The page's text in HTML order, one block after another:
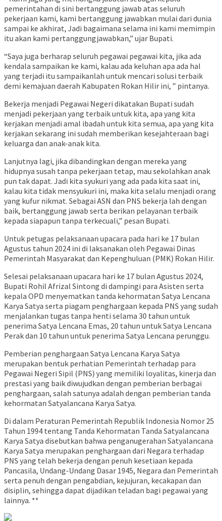
pemerintahan di sini bertanggung jawab atas seluruh
pekerjaan kami, kami bertanggung jawabkan mulai dari dunia
sampai ke akhirat, Jadi bagaimana selama ini kami memimpin
itu akan kami pertanggungjawabkan,” ujar Bupati.
“Saya juga berharap seluruh pegawai pegawai kita, jika ada
kendala sampaikan ke kami, kalau ada keluhan apa ada hal
yang terjadi itu sampaikanlah untuk mencari solusi terbaik
demi kemajuan daerah Kabupaten Rokan Hilir ini, ” pintanya.
Bekerja menjadi Pegawai Negeri dikatakan Bupati sudah
menjadi pekerjaan yang terbaik untuk kita, apa yang kita
kerjakan menjadi amal ibadah untuk kita semua, apa yang kita
kerjakan sekarang ini sudah memberikan kesejahteraan bagi
keluarga dan anak-anak kita.
Lanjutnya lagi, jika dibandingkan dengan mereka yang
hidupnya susah tanpa pekerjaan tetap, mau sekolahkan anak
pun tak dapat. Jadi kita syukuri yang ada pada kita saat ini,
kalau kita tidak mensyukuri ini, maka kita selalu menjadi orang
yang kufur nikmat. Sebagai ASN dan PNS bekerja lah dengan
baik, bertanggung jawab serta berikan pelayanan terbaik
kepada siapapun tanpa terkecuali,” pesan Bupati.
Untuk petugas pelaksanaan upacara pada hari ke 17 bulan
Agustus tahun 2024 ini di laksanakan oleh Pegawai Dinas
Pemerintah Masyarakat dan Kepenghuluan (PMK) Rokan Hilir.
Selesai pelaksanaan upacara hari ke 17 bulan Agustus 2024,
Bupati Rohil Afrizal Sintong di dampingi para Asisten serta
kepala OPD menyematkan tanda kehormatan Satya Lencana
Karya Satya serta piagam penghargaan kepada PNS yang sudah
menjalankan tugas tanpa henti selama 30 tahun untuk
penerima Satya Lencana Emas, 20 tahun untuk Satya Lencana
Perak dan 10 tahun untuk penerima Satya Lencana perunggu.
Pemberian penghargaan Satya Lencana Karya Satya
merupakan bentuk perhatian Pemerintah terhadap para
Pegawai Negeri Sipil (PNS) yang memiliki loyalitas, kinerja dan
prestasi yang baik diwujudkan dengan pemberian berbagai
penghargaan, salah satunya adalah dengan pemberian tanda
kehormatan Satyalancana Karya Satya.
Di dalam Peraturan Pemerintah Republik Indonesia Nomor 25
Tahun 1994 tentang Tanda Kehormatan Tanda Satyalancana
Karya Satya disebutkan bahwa penganugerahan Satyalancana
Karya Satya merupakan penghargaan dari Negara terhadap
PNS yang telah bekerja dengan penuh kesetiaan kepada
Pancasila, Undang-Undang Dasar 1945, Negara dan Pemerintah
serta penuh dengan pengabdian, kejujuran, kecakapan dan
disiplin, sehingga dapat dijadikan teladan bagi pegawai yang
lainnya. **